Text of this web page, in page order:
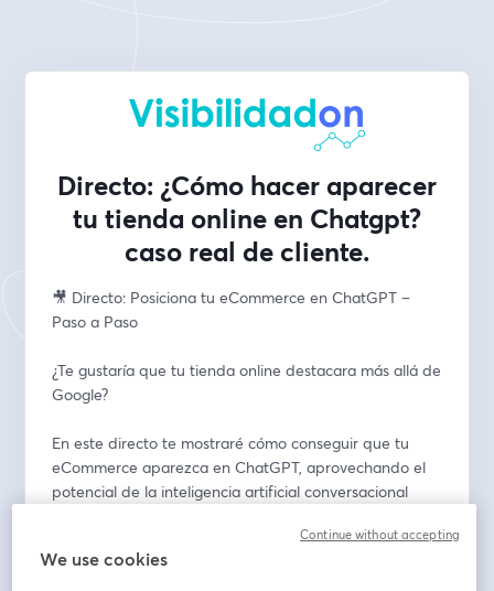
Directo: ¿Cómo hacer aparecer
tu tienda online en Chatgpt?
caso real de cliente.
🎥 Directo: Posiciona tu eCommerce en ChatGPT –
Paso a Paso
¿Te gustaría que tu tienda online destacara más allá de
Google?
En este directo te mostraré cómo conseguir que tu
eCommerce aparezca en ChatGPT, aprovechando el
potencial de la inteligencia artificial conversacional
✅ Te enseñaré a optimizar el SEO para Bing, uno de
We use cookies
Continue without accepting